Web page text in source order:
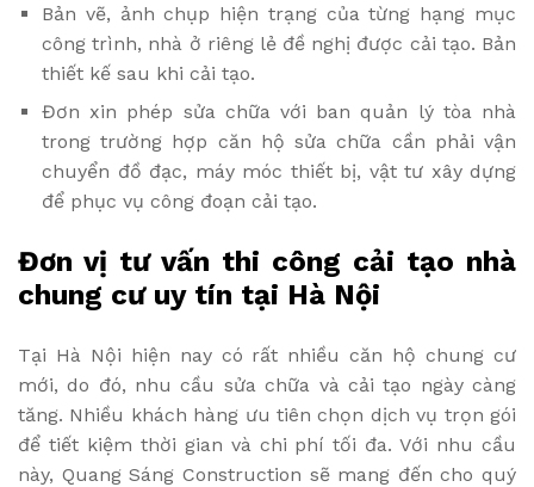
Bản vẽ, ảnh chụp hiện trạng của từng hạng mục
công trình, nhà ở riêng lẻ đề nghị được cải tạo. Bản
thiết kế sau khi cải tạo.
Đơn xin phép sửa chữa với ban quản lý tòa nhà
trong trường hợp căn hộ sửa chữa cần phải vận
chuyển đồ đạc, máy móc thiết bị, vật tư xây dựng
để phục vụ công đoạn cải tạo.
Đơn vị tư vấn thi công cải tạo nhà
chung cư uy tín tại Hà Nội
Tại Hà Nội hiện nay có rất nhiều căn hộ chung cư
mới, do đó, nhu cầu sửa chữa và cải tạo ngày càng
tăng. Nhiều khách hàng ưu tiên chọn dịch vụ trọn gói
để tiết kiệm thời gian và chi phí tối đa. Với nhu cầu
này, Quang Sáng Construction sẽ mang đến cho quý